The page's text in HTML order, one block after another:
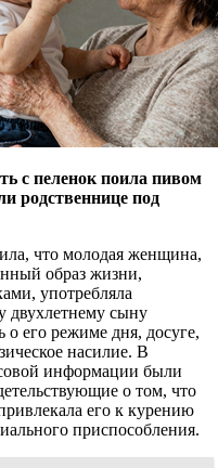
с пеленок поила пивом
родственнице под
что молодая женщина,
образ жизни,
употребляла
двухлетнему сыну
о его режиме дня, досуге,
насилие. В
информации были
о том, что
его к курению
приспособления.